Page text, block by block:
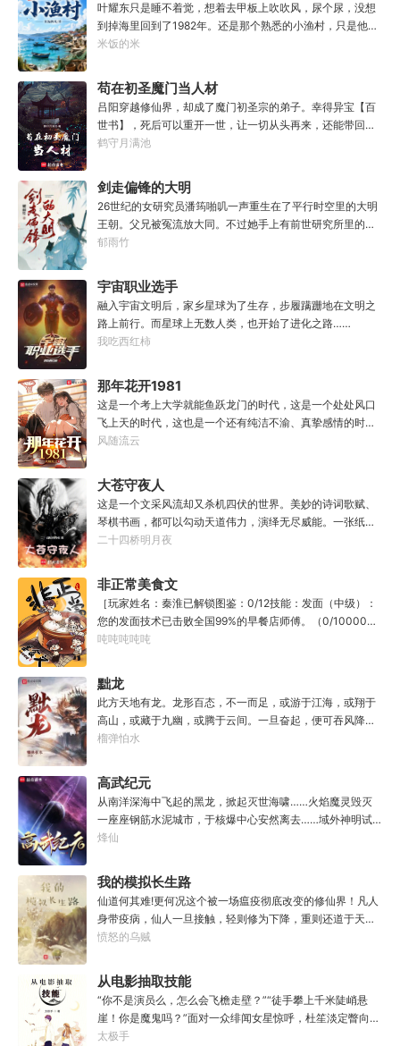
叶耀东只是睡不着觉，想着去甲板上吹吹风，尿个尿，没想
到掉海里回到了1982年。还是那个熟悉的小渔村，只是他已
经不是年轻时候的他了。混账了半辈子，这回他想好好来过
他也没什么大理想大志向，只想挽回遗憾，跟老婆好好过日
子，一家子平安喜乐就好。
米饭的米
苟在初圣魔门当人材
吕阳穿越修仙界，却成了魔门初圣宗的弟子。幸得异宝【百
世书】，死后可以重开一世，让一切从头再来，还能带回前
世的宝物，修为，寿命，甚至觉醒特殊的天赋。奈何次数有
定先在魔门苟住，一世世苦修，不成仙不出山，奈何魔门凶
险异常，遍地都是人材。第一世，吕阳惨遭师姐暗算。第二
世，好不容易反杀师姐，又遭师兄毒手。第三世，第四
世……直到百世之后，再回首，吕阳才发现自己已经成为了
一代魔道巨擘，初圣宗里最畜生的那一个。“魔门个个都是人
鹤守月满池
剑走偏锋的大明
26世纪的女研究员潘筠啪叽一声重生在了平行时空里的大明
王朝。父兄被冤流放大同。不过她手上有前世研究所里的镇
馆神器——灵境！为救家人，潘筠化身道观小道士，仗剑提
度牒。潘筠大剑拍上去：闭嘴，信不信扣你鱼仔。
郁雨竹
宇宙职业选手
融入宇宙文明后，家乡星球为了生存，步履蹒跚地在文明之
路上前行。而星球上无数人类，也开始了进化之路……
我吃西红柿
那年花开1981
这是一个考上大学就能鱼跃龙门的时代，这是一个处处风口
飞上天的时代，这也是一个还有纯洁不渝、真挚感情的时
代；只不过李野刚刚来到这个时代，却被劝着放弃高考进厂
冲刺型选手会考不上？那岂不是辜负了那么多年体育老师的
教导？”
风随流云
大苍守夜人
这是一个文采风流却又杀机四伏的世界。美妙的诗词歌赋、
琴棋书画，都可以勾动天道伟力，演绎无尽威能。一张纸可
封万载凶谷，一滴墨可将三千里海域化为永夜。林苏进入这
人毕生难以触摸的天花板，敢与诸子百家圣人争道。精智
计，察人心，演绎兵法三十六计，弹指间可换一国之君。不
知者谓他情种，知他者，言他为真性情。
二十四桥明月夜
非正常美食文
［玩家姓名：秦淮已解锁图鉴：0/12技能：发面（中级）：
您的发面技术已击败全国99%的早餐店师傅。（0/10000）
调馅（高级）：您的调馅水平已击败全国100%的早餐店师
的那一刻，美食文主角迎来了他加载成功的系统。秦淮：美
食文，早说呀，这个他熟！后来——秦淮发现这好像不是个
单纯的美食文系统。好像还加了些奇奇怪怪的东西。连带着
他看邻居、朋友、客人、员工都不太像人……不过没事。遇
事不决，先吃一口！.游戏说明：1.本游戏自由度极高，请玩
力解锁图鉴。3.一切解释归游戏所有。
吨吨吨吨吨
黜龙
此方天地有龙。龙形百态，不一而足，或游于江海，或翔于
高山，或藏于九幽，或腾于云间。一旦奋起，便可吞风降
雪，引江划河，落雷喷火，分山避海。此处人间也有龙。人
之志。一时机发，便可翻云覆雨，决势分野，定鼎问道，证
位成龙。作为一个迷路的穿越者，张行一开始也想成龙，但
后来，他发现这个行当卷的太厉害了，就决定改行，去黜落
群龙。所谓行尽天下路，使天地处处通，黜遍天下龙，使世
间人人可为龙。
榴弹怕水
高武纪元
从南洋深海中飞起的黑龙，掀起灭世海啸……火焰魔灵毁灭
一座座钢筋水泥城市，于核爆中心安然离去……域外神明试
图统治整片星海……这是人类科技高度发达的未来世界。也
源，心怀能观想星海的奇异神宫，在这个世界艰难前行。多
年以后。“我现在的飞行速度是122682米/每秒，力量爆发
是……”李源在距蓝星表层约180公里的大气层中极速飞行，
冰冷眸子盯着昏暗虚空尽头那条形似神话传说中神龙的庞然
大物：“你，应该是所有入侵半神生命体中最强的一个
烽仙
我的模拟长生路
仙道何其难!更何况这个被一场瘟疫彻底改变的修仙界！凡人
身带疫病，仙人一旦接触，轻则修为下降，重则还道于天，
于是仙凡永隔；仙法不可同修，整个修仙界成为了一个巨大
凡尘中打滚，蹉跎一生。好在临终之时终于觉醒异宝，能够
化真为假，将真实的人生转为黄粱一梦，重回刚穿越之时！
于是，李凡开始了他的漫漫长生路！第二世，李凡历时五十
载终权倾天下，但却遍寻世间而不见仙踪。只在人生的末尾
愤怒的乌贼
从电影抽取技能
“你不是演员么，怎么会飞檐走壁？”“徒手攀上千米陡峭悬
崖！你是魔鬼吗？”面对一众绯闻女星惊呼，杜笙淡定瞥向从
影片中获得的绝技：【龙象般若功（紫）：十龙十象之力，
太极手